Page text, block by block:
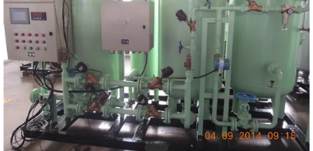
একটি
উদ্ধৃতি
অনুরোধ
করুন
NEWS